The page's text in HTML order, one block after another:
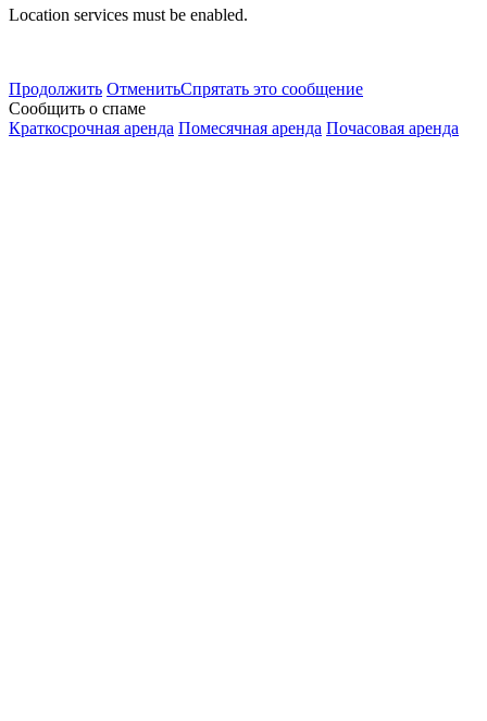
Location services must be enabled.
Продолжить ОтменитьСпрятать это сообщение
Сообщить о спаме
Краткосрочная аренда Помесячная аренда Почасовая аренда